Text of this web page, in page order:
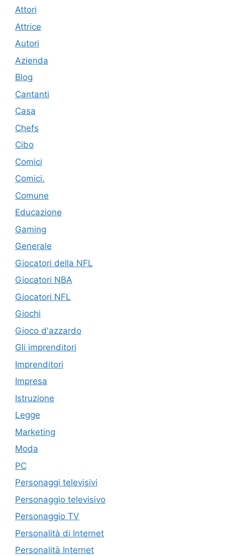
Attori
Attrice
Autori
Azienda
Blog
Cantanti
Casa
Chefs
Cibo
Comici
Comici.
Comune
Educazione
Gaming
Generale
Giocatori della NFL
Giocatori NBA
Giocatori NFL
Giochi
Gioco d'azzardo
Gli imprenditori
Imprenditori
Impresa
Istruzione
Legge
Marketing
Moda
PC
Personaggi televisivi
Personaggio televisivo
Personaggio TV
Personalità di Internet
Personalità Internet